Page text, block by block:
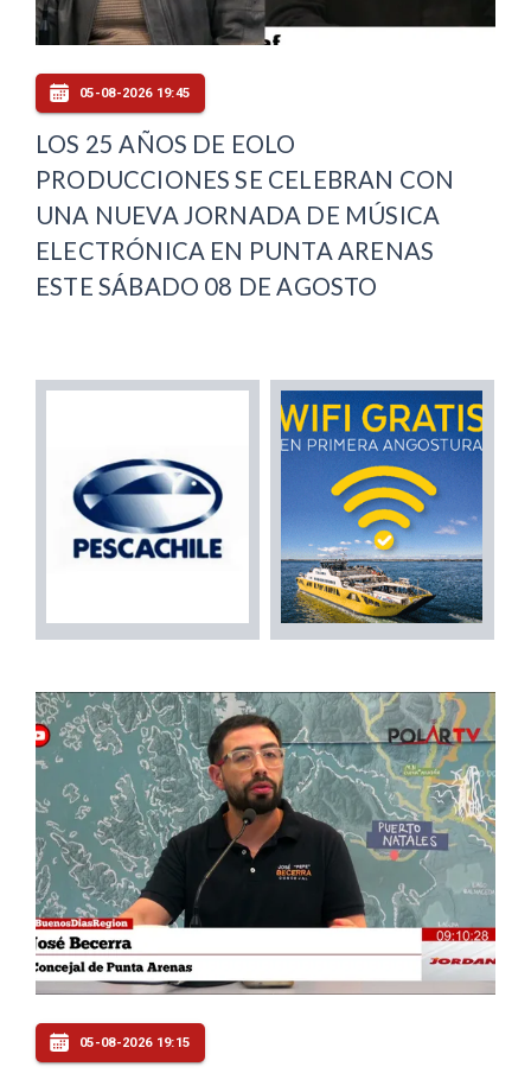
05-08-2026 19:45
LOS 25 AÑOS DE EOLO
PRODUCCIONES SE CELEBRAN CON
UNA NUEVA JORNADA DE MÚSICA
ELECTRÓNICA EN PUNTA ARENAS
ESTE SÁBADO 08 DE AGOSTO
05-08-2026 19:15